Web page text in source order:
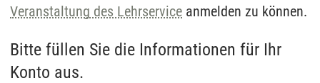
Veranstaltung des Lehrservice anmelden zu können.
Bitte füllen Sie die Informationen für Ihr
Konto aus.